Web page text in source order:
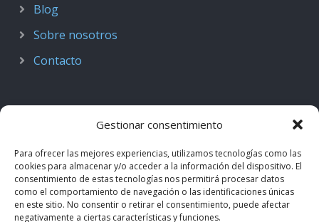
Gestionar consentimiento
Para ofrecer las mejores experiencias, utilizamos tecnologías como las
cookies para almacenar y/o acceder a la información del dispositivo. El
consentimiento de estas tecnologías nos permitirá procesar datos
como el comportamiento de navegación o las identificaciones únicas
en este sitio. No consentir o retirar el consentimiento, puede afectar
negativamente a ciertas características y funciones.
Blog
Sobre nosotros
Contacto